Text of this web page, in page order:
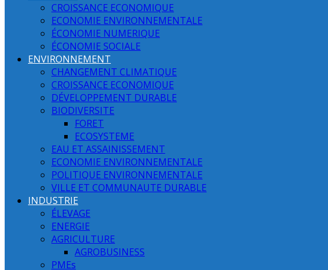
CROISSANCE ECONOMIQUE
ECONOMIE ENVIRONNEMENTALE
ÉCONOMIE NUMERIQUE
ÉCONOMIE SOCIALE
ENVIRONNEMENT
CHANGEMENT CLIMATIQUE
CROISSANCE ECONOMIQUE
DÉVELOPPEMENT DURABLE
BIODIVERSITE
FORET
ECOSYSTEME
EAU ET ASSAINISSEMENT
ECONOMIE ENVIRONNEMENTALE
POLITIQUE ENVIRONNEMENTALE
VILLE ET COMMUNAUTE DURABLE
INDUSTRIE
ÉLEVAGE
ENERGIE
AGRICULTURE
AGROBUSINESS
PMEs